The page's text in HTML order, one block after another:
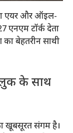
एयर और ऑइल-
एनएम टॉर्क देता
बेहतरीन साथी
के साथ
खूबसूरत संगम है।